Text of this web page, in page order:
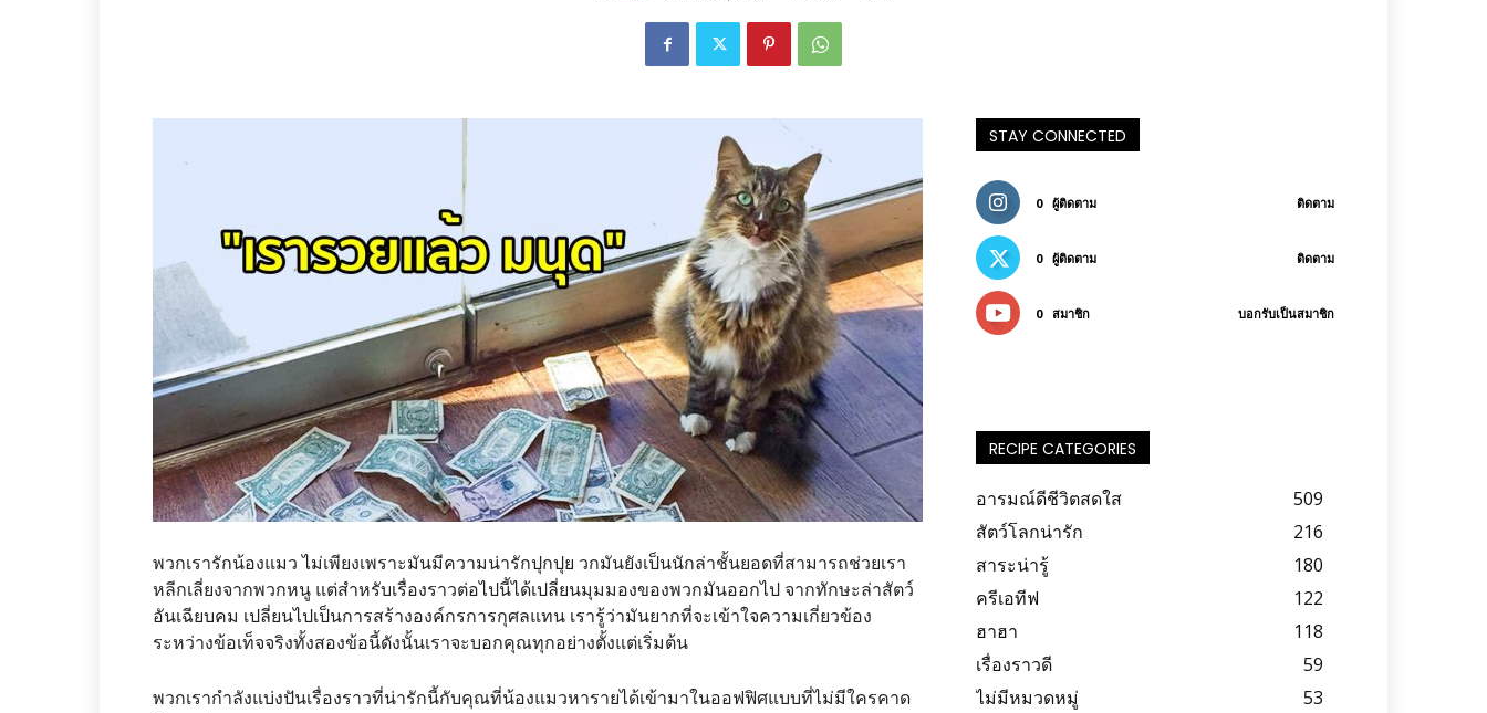
พวกเรารักน้องแมว ไม่เพียงเพราะมันมีความน่ารักปุกปุย วกมันยังเป็นนักล่าชั้นยอดที่สามารถช่วยเรา
หลีกเลี่ยงจากพวกหนู แต่สำหรับเรื่องราวต่อไปนี้ได้เปลี่ยนมุมมองของพวกมันออกไป จากทักษะล่าสัตว์
อันเฉียบคม เปลี่ยนไปเป็นการสร้างองค์กรการกุศลแทน เรารู้ว่ามันยากที่จะเข้าใจความเกี่ยวข้อง
ระหว่างข้อเท็จจริงทั้งสองข้อนี้ดังนั้นเราจะบอกคุณทุกอย่างตั้งแต่เริ่มต้น
พวกเรากำลังแบ่งปันเรื่องราวที่น่ารักนี้กับคุณที่น้องแมวหารายได้เข้ามาในออฟฟิศแบบที่ไม่มีใครคาด
STAY CONNECTED
0 ผู้ติดตาม ติดตาม
0 ผู้ติดตาม ติดตาม
0 สมาชิก บอกรับเป็นสมาชิก
RECIPE CATEGORIES
อารมณ์ดีชีวิตสดใส
509
สัตว์โลกน่ารัก
216
สาระน่ารู้
180
ครีเอทีฟ
122
ฮาฮา
118
เรื่องราวดี
59
ไม่มีหมวดหมู่
53